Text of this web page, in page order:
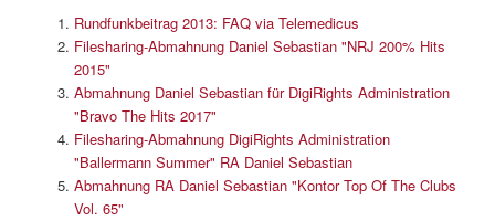
Rundfunkbeitrag 2013: FAQ via Telemedicus
Filesharing-Abmahnung Daniel Sebastian "NRJ 200% Hits
2015"
Abmahnung Daniel Sebastian für DigiRights Administration
"Bravo The Hits 2017"
Filesharing-Abmahnung DigiRights Administration
"Ballermann Summer" RA Daniel Sebastian
Abmahnung RA Daniel Sebastian "Kontor Top Of The Clubs
Vol. 65"